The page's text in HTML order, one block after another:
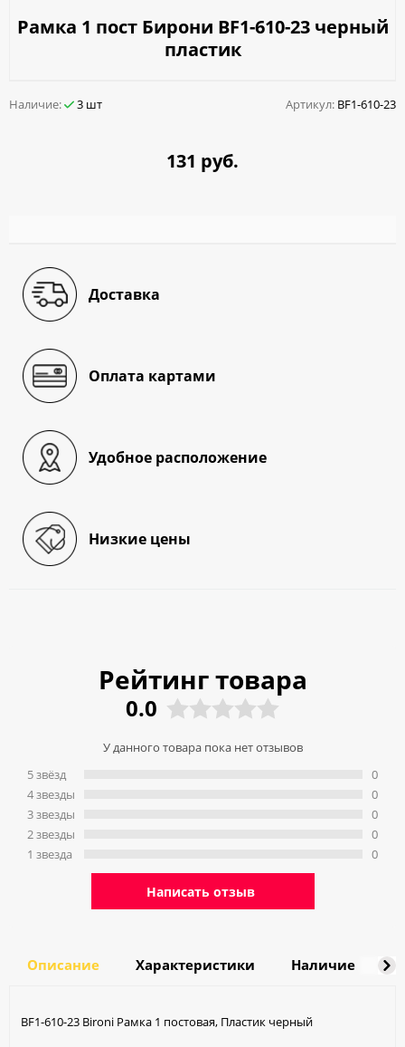
Рамка 1 пост Бирони BF1-610-23 черный
пластик
Наличие: 3 шт Артикул: BF1-610-23
131 руб.
Доставка
Оплата картами
Удобное расположение
Низкие цены
Рейтинг товара
0.0
У данного товара пока нет отзывов
5 звёзд
4 звeзды
3 звeзды
2 звeзды
1 звeзда
0
0
0
0
0
Написать отзыв
Описание Характеристики Наличие
BF1-610-23 Bironi Рамка 1 постовая, Пластик черный